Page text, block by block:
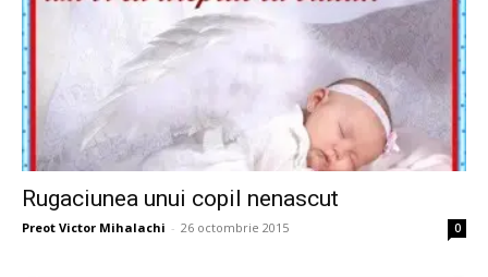
Rugaciunea unui copil nenascut
Preot Victor Mihalachi - 26 octombrie 2015 0